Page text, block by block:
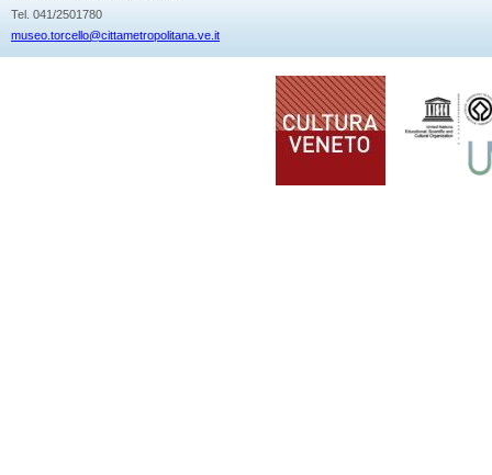
Tel. 041/2501780
museo.torcello@cittametropolitana.ve.it